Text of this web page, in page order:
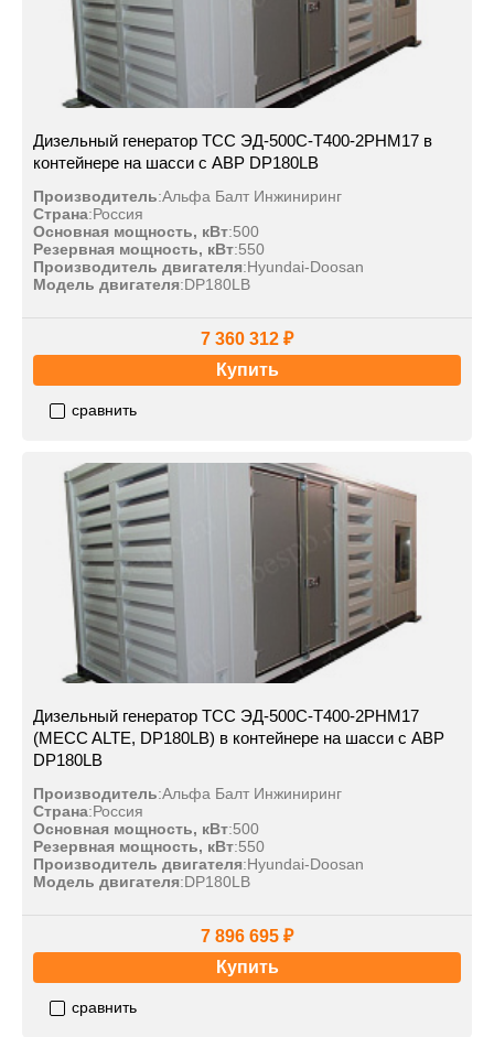
Дизельный генератор ТСС ЭД-500С-Т400-2РНМ17 в
контейнере на шасси с АВР DP180LB
Производитель:Альфа Балт Инжиниринг
Страна:Россия
Основная мощность, кВт:500
Резервная мощность, кВт:550
Производитель двигателя:Hyundai-Doosan
Модель двигателя:DP180LB
7 360 312 ₽
Купить
сравнить
Дизельный генератор ТСС ЭД-500С-Т400-2РНМ17
(MECC ALTE, DP180LB) в контейнере на шасси с АВР
DP180LB
Производитель:Альфа Балт Инжиниринг
Страна:Россия
Основная мощность, кВт:500
Резервная мощность, кВт:550
Производитель двигателя:Hyundai-Doosan
Модель двигателя:DP180LB
7 896 695 ₽
Купить
сравнить